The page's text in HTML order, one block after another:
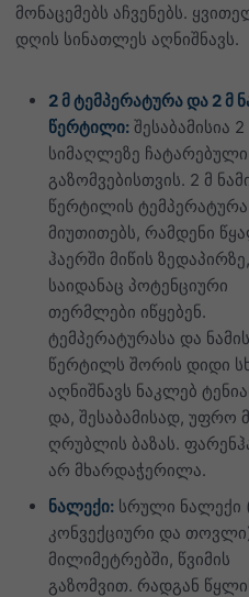
მონაცემებს აჩვენებს.
დღის სინათლეს აღნიშნავს.
2 მ ტემპერატურა და 2 მ
წერტილი: შესაბამისია
სიმაღლეზე ჩატარებული
გაზომვებისთვის. 2 მ
წერტილის ტემპერატურა
მიუთითებს, რამდენი
ჰაერში მიწის ზედაპირზე,
საიდანაც პოტენციური
თერმლები იწყებენ.
ტემპერატურასა და ნამის
წერტილს შორის დიდი
აღნიშნავს ნაკლებ
და, შესაბამისად, უფრო
ღრუბლის ბაზას.
არ მხარდაჭერილა.
ნალექი: სრული ნალექი
კონვექციური და
მილიმეტრებში, წვიმის
გაზომვით. რადგან